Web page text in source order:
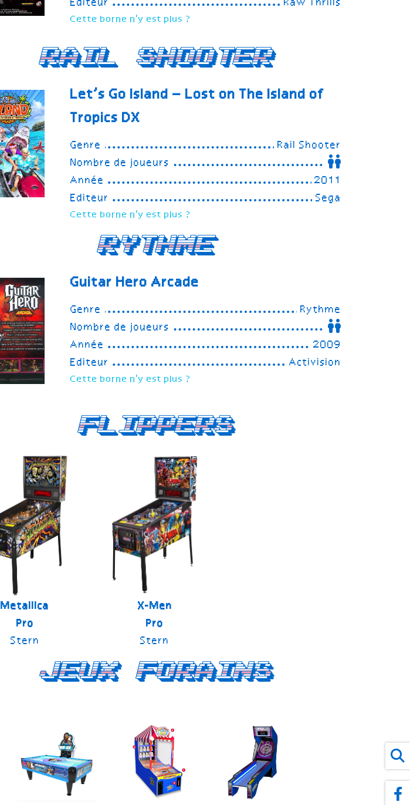
Editeur
Raw Thrills
Cette borne n'y est plus ?
Rail Shooter
Let’s Go Island – Lost on The Island of
TropicsDX
Genre
Rail Shooter
Nombre de joueurs
Année
2011
Editeur
Sega
Cette borne n'y est plus ?
Rythme
Guitar Hero Arcade
Genre
Rythme
Nombre de joueurs
Année
2009
Editeur
Activision
Cette borne n'y est plus ?
Flippers
Metallica
Pro
Stern
X-Men
Pro
Stern
Jeux forains